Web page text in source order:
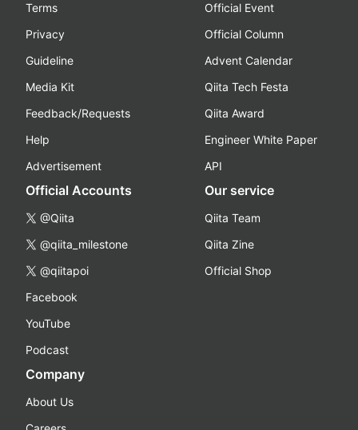
Terms
Privacy
Guideline
Media Kit
Feedback/Requests
Help
Advertisement
Official Event
Official Column
Advent Calendar
Qiita Tech Festa
Qiita Award
Engineer White Paper
API
Official Accounts
@Qiita
@qiita_milestone
@qiitapoi
Facebook
YouTube
Podcast
Our service
Qiita Team
Qiita Zine
Official Shop
Company
About Us